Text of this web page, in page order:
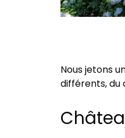
Nous jetons
différents, du